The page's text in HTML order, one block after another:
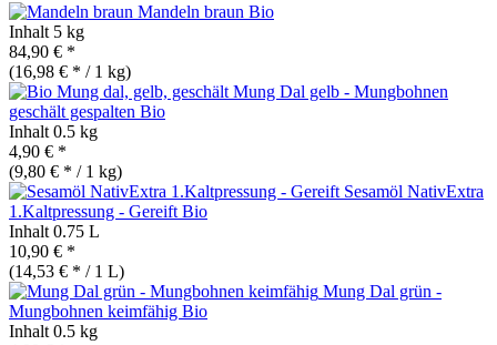
Mandeln braun Bio
Inhalt 5 kg
84,90 € *
(16,98 € * / 1 kg)
Mung Dal gelb - Mungbohnen
geschält gespalten Bio
Inhalt 0.5 kg
4,90 € *
(9,80 € * / 1 kg)
Sesamöl NativExtra
1.Kaltpressung - Gereift Bio
Inhalt 0.75 L
10,90 € *
(14,53 € * / 1 L)
Mung Dal grün -
Mungbohnen keimfähig Bio
Inhalt 0.5 kg